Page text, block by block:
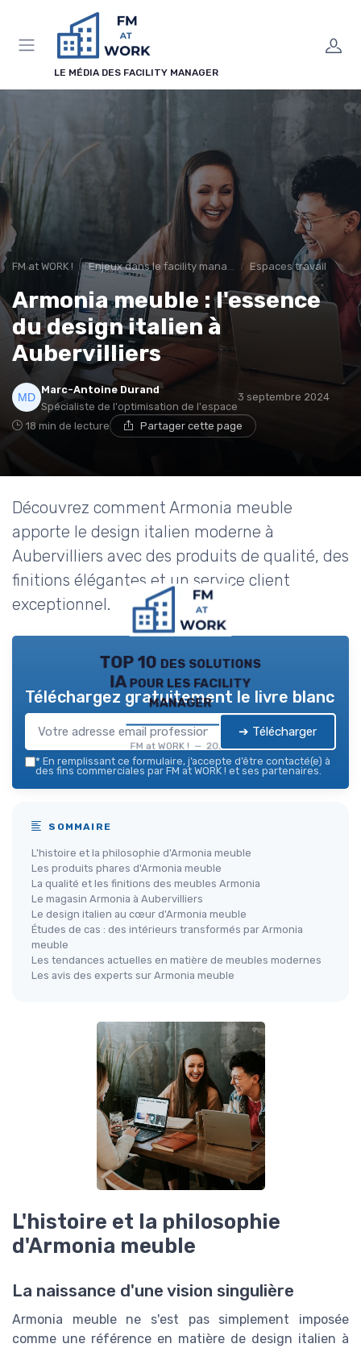
LE MÉDIA DES FACILITY MANAGER
FM at WORK ! Enjeux dans le facility management Espaces travail
Armonia meuble : l'essence
du design italien à
Aubervilliers
Marc-Antoine Durand
Spécialiste de l'optimisation de l'espace
3 septembre 2024
18 min de lecture Partager cette page
Découvrez comment Armonia meuble
apporte le design italien moderne à
Aubervilliers avec des produits de qualité, des
finitions élégantes et un service client
exceptionnel.
TOP 10 des solutions
IA pour les facility
manager
FM at WORK ! — 2026
Téléchargez gratuitement le livre blanc
➔ Télécharger
* En remplissant ce formulaire, j’accepte d’être contacté(e) à
des fins commerciales par FM at WORK ! et ses partenaires.
SOMMAIRE
L'histoire et la philosophie d'Armonia meuble
Les produits phares d'Armonia meuble
La qualité et les finitions des meubles Armonia
Le magasin Armonia à Aubervilliers
Le design italien au cœur d'Armonia meuble
Études de cas : des intérieurs transformés par Armonia
meuble
Les tendances actuelles en matière de meubles modernes
Les avis des experts sur Armonia meuble
L'histoire et la philosophie
d'Armonia meuble
La naissance d'une vision singulière
Armonia meuble ne s'est pas simplement imposée
comme une référence en matière de design italien à
Panneau de gestion des cookies